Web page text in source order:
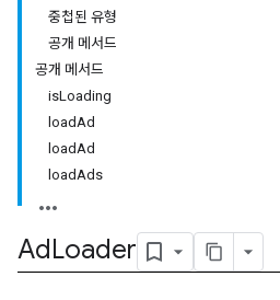
중첩된 유형
공개 메서드
공개 메서드
isLoading
loadAd
loadAd
loadAds
AdLoader